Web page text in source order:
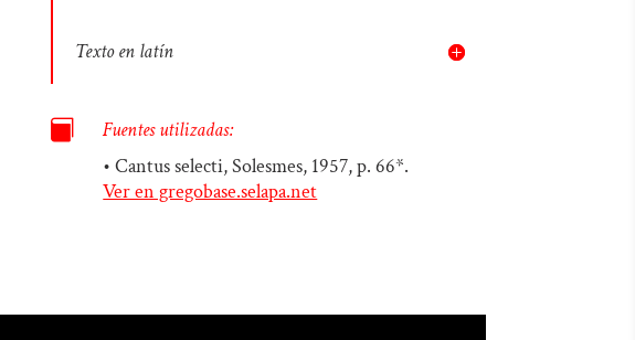
Texto en latín

Fuentes utilizadas:
• Cantus selecti, Solesmes, 1957, p. 66*.
Ver en gregobase.selapa.net